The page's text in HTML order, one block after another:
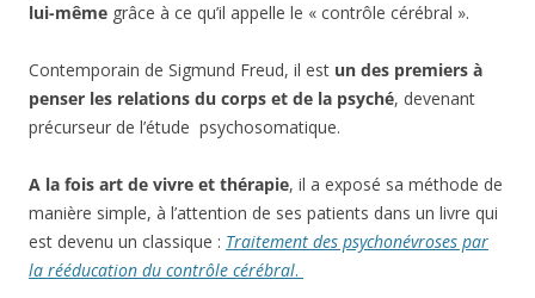
lui-même grâce à ce qu’il appelle le « contrôle cérébral ».
Contemporain de Sigmund Freud, il est un des premiers à
penser les relations du corps et de la psyché, devenant
précurseur de l’étude psychosomatique.
A la fois art de vivre et thérapie, il a exposé sa méthode de
manière simple, à l’attention de ses patients dans un livre qui
est devenu un classique : Traitement des psychonévroses par
la rééducation du contrôle cérébral.